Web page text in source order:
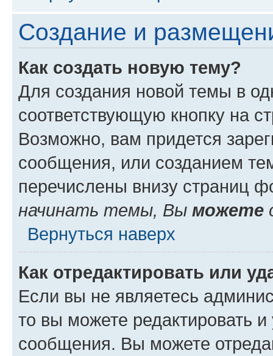
Создание и
Как создать новую тему?
Для создания новой темы в
соответствующую кнопку на
Возможно, вам придется
сообщения, или созданием
перечислены внизу страниц
начинать темы, Вы можете
Вернуться наверх
Как отредактировать или
Если вы не являетесь
то вы можете редактировать
сообщения. Вы можете